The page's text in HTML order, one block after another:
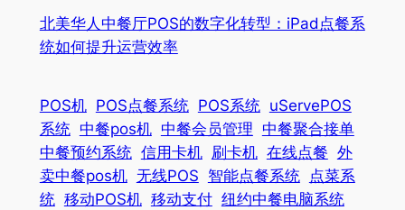
北美华人中餐厅POS的数字化转型：iPad点餐系
统如何提升运营效率
POS机 POS点餐系统 POS系统 uServePOS
系统 中餐pos机 中餐会员管理 中餐聚合接单
中餐预约系统 信用卡机 刷卡机 在线点餐 外
卖中餐pos机 无线POS 智能点餐系统
点菜系
统 移动POS机 移动支付 纽约中餐电脑系统